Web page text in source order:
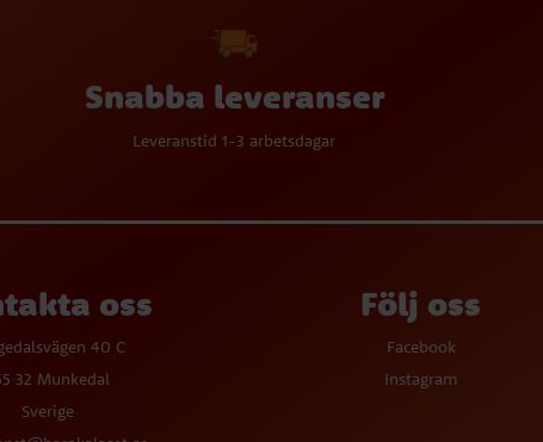
Snabba leveranser
Leveranstid 1-3 arbetsdagar
oss
40 C
32 Munkedal
Sverige
Följ oss
Facebook
Instagram